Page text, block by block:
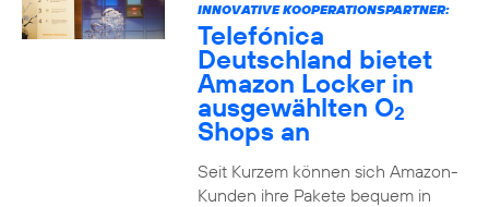
INNOVATIVE KOOPERATIONSPARTNER:
Telefónica
Deutschland bietet
Amazon Locker in
ausgewählten O2
Shops an
Seit Kurzem können sich Amazon-
Kunden ihre Pakete bequem in